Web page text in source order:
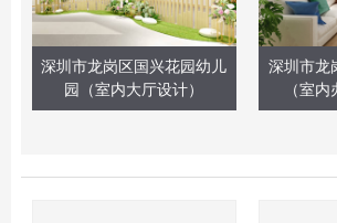
深圳市龙岗区国兴花园幼儿
园（室内大厅设计）
深圳市龙
（室